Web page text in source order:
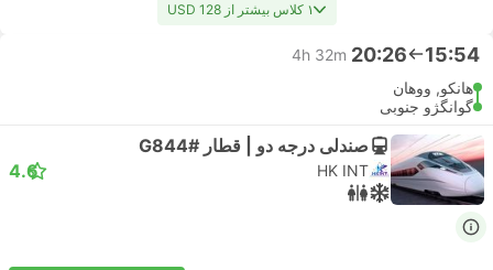
۱ کلاس بیشتر از USD 128
15:54
20:26
4h 32m
هانکو, ووهان
گوانگژو جنوبی
صندلی درجه دو | قطار #G844
HK INT
4.6